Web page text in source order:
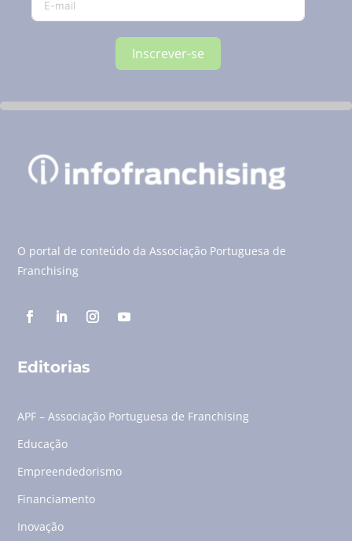
Inscrever-se
O portal de conteúdo da Associação Portuguesa de
Franchising
Editorias
APF – Associação Portuguesa de Franchising
Educação
Empreendedorismo
Financiamento
Inovação